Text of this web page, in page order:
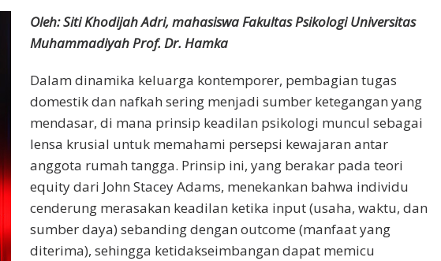
Oleh: Siti Khodijah Adri, mahasiswa Fakultas Psikologi Universitas
Muhammadiyah Prof. Dr. Hamka
Dalam dinamika keluarga kontemporer, pembagian tugas
domestik dan nafkah sering menjadi sumber ketegangan yang
mendasar, di mana prinsip keadilan psikologi muncul sebagai
lensa krusial untuk memahami persepsi kewajaran antar
anggota rumah tangga. Prinsip ini, yang berakar pada teori
equity dari John Stacey Adams, menekankan bahwa individu
cenderung merasakan keadilan ketika input (usaha, waktu, dan
sumber daya) sebanding dengan outcome (manfaat yang
diterima), sehingga ketidakseimbangan dapat memicu